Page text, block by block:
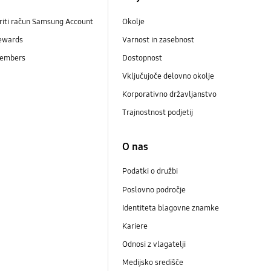
račun Samsung Account
Okolje
Varnost in zasebnost
Dostopnost
Vključujoče delovno okolje
Korporativno državljanstvo
Trajnostnost podjetij
O nas
Podatki o družbi
Poslovno področje
Identiteta blagovne znamke
Kariere
Odnosi z vlagatelji
Medijsko središče